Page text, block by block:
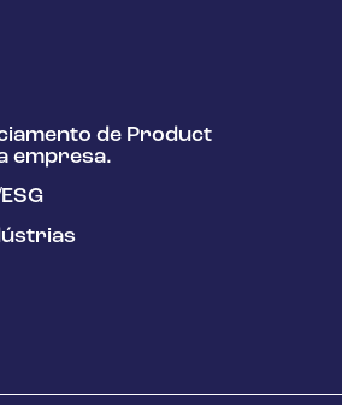
de Product
empresa.